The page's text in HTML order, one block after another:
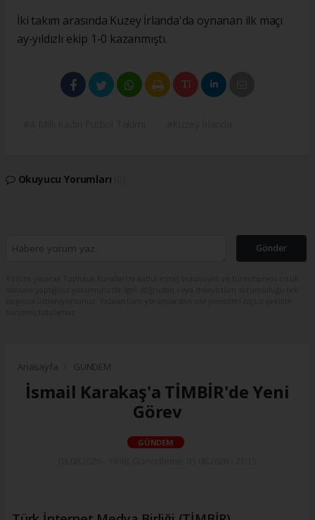
İki takım arasında Kuzey İrlanda'da oynanan ilk maçı
ay-yıldızlı ekip 1-0 kazanmıştı.
Okuyucu Yorumları
Gönder
Anasayfa GÜNDEM
İsmail Karakaş'a TİMBİR'de Yeni
Görev
GÜNDEM